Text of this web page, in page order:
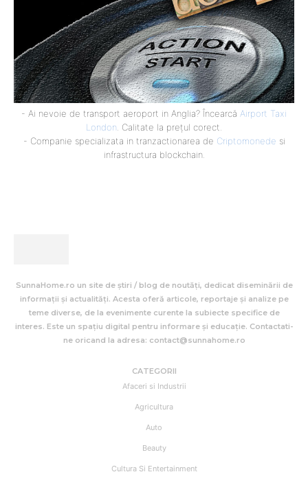
- Ai nevoie de transport aeroport in Anglia? Încearcă Airport Taxi
London. Calitate la prețul corect.
- Companie specializata in tranzactionarea de Criptomonede si
infrastructura blockchain.
SunnaHome.ro un site de știri / blog de noutăți, dedicat diseminării de
informații și actualități. Acesta oferă articole, reportaje și analize pe
teme diverse, de la evenimente curente la subiecte specifice de
interes. Este un spațiu digital pentru informare și educație. Contactati-
ne oricand la adresa: contact@sunnahome.ro
CATEGORII
Afaceri si Industrii
Agricultura
Auto
Beauty
Cultura Si Entertainment